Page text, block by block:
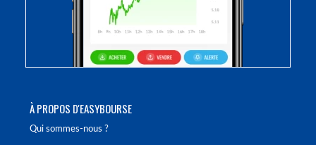
À PROPOS D'EASYBOURSE
Qui sommes-nous ?